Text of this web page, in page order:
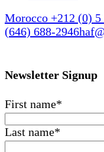
Morocco +212 (0) 5
(646) 688-2946
Newsletter Signup
First name*
Last name*